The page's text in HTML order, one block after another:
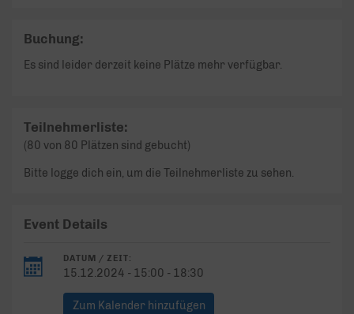
Buchung:
Es sind leider derzeit keine Plätze mehr verfügbar.
Teilnehmerliste:
(80 von 80 Plätzen sind gebucht)
Bitte logge dich ein, um die Teilnehmerliste zu sehen.
Event Details
DATUM / ZEIT:
15.12.2024 - 15:00 - 18:30
Zum Kalender hinzufügen